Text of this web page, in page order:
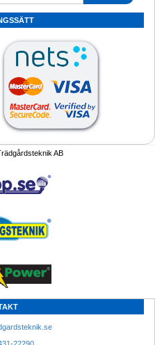
AB
22290